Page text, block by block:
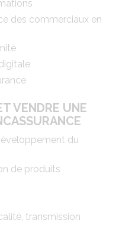
des commerciaux en
VENDRE UNE
du
de produits
transmission